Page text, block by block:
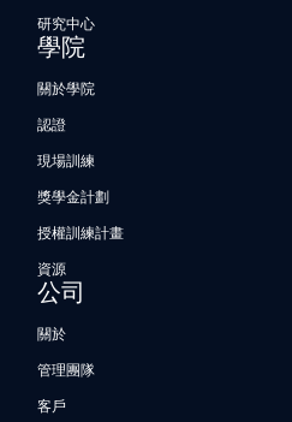
研究中心
學院
關於學院
認證
現場訓練
獎學金計劃
授權訓練計畫
資源
公司
關於
管理團隊
客戶